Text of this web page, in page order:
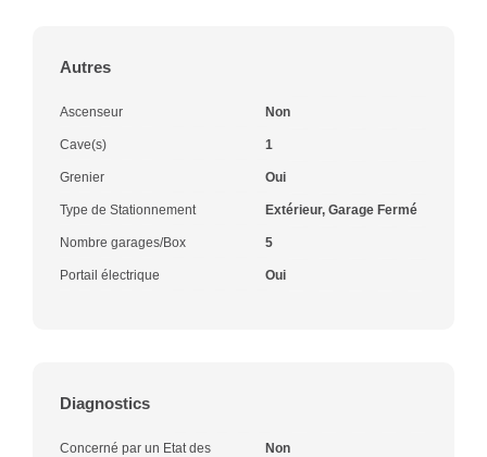
Autres
Ascenseur Non
Cave(s) 1
Grenier Oui
Type de Stationnement Extérieur, Garage Fermé
Nombre garages/Box 5
Portail électrique Oui
Diagnostics
Concerné par un Etat des
Non